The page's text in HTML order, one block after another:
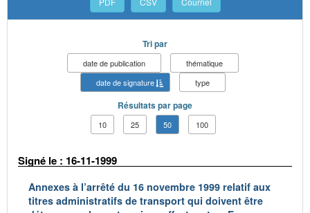
Tri par
date de publication
thématique
date de signature
type
Résultats par page
10 25 50 100
Signé le : 16-11-1999
Annexes à l’arrêté du 16 novembre 1999 relatif aux
titres administratifs de transport qui doivent être